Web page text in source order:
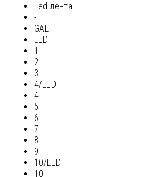
Led лента
-
GAL
LED
1
2
3
4/LED
4
5
6
7
8
9
10/LED
10